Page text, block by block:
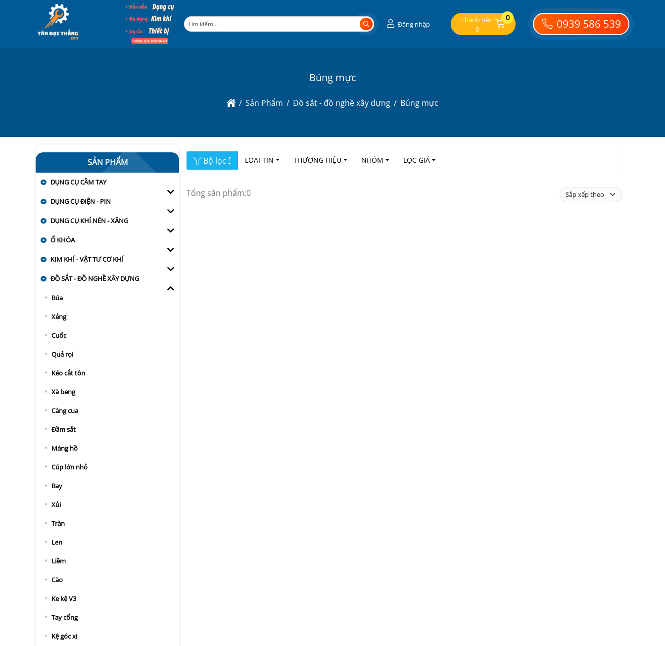
Đăng nhập
Thành tiền
0
0 0939 586 539
Búng mực
Sản Phẩm Đồ sắt - đồ nghề xây dựng Búng mực
SẢN PHẨM
DỤNG CỤ CẦM TAY
DỤNG CỤ ĐIỆN - PIN
DỤNG CỤ KHÍ NÉN - XĂNG
Ổ KHÓA
KIM KHÍ - VẬT TƯ CƠ KHÍ
ĐỒ SẮT - ĐỒ NGHỀ XÂY DỰNG
Búa
Xẻng
Cuốc
Quả rọi
Kéo cắt tôn
Xà beng
Càng cua
Đầm sắt
Máng hồ
Cúp lớn nhỏ
Bay
Xủi
Tràn
Len
Liềm
Cào
Ke kệ V3
Tay cổng
Kệ góc xi
Bộ lọc LOẠI TIN THƯƠNG HIỆU NHÓM LỌC GIÁ
Tổng sản phẩm:0